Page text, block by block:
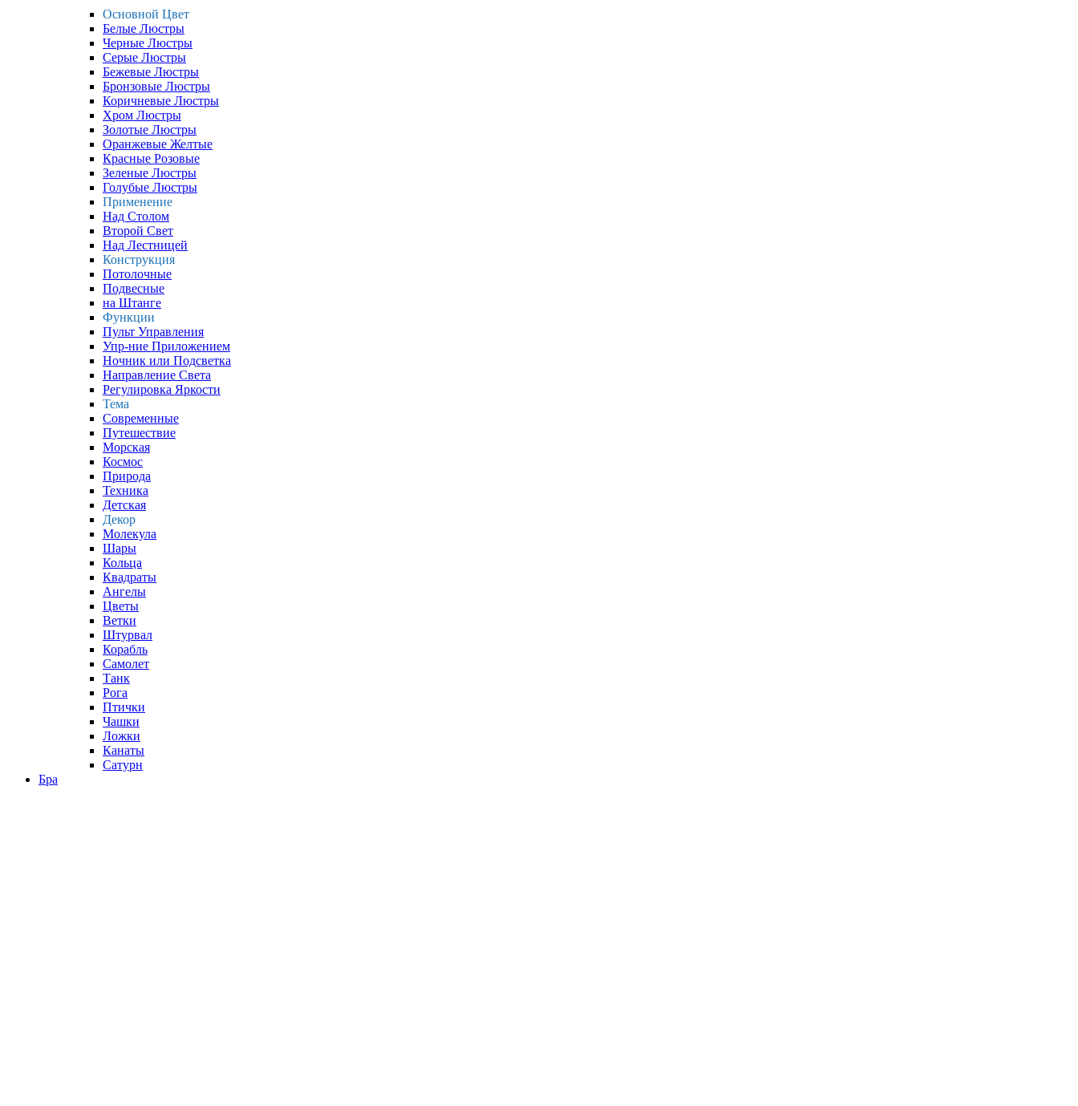
Основной Цвет
Белые Люстры
Черные Люстры
Серые Люстры
Бежевые Люстры
Бронзовые Люстры
Коричневые Люстры
Хром Люстры
Золотые Люстры
Оранжевые Желтые
Красные Розовые
Зеленые Люстры
Голубые Люстры
Применение
Над Столом
Второй Свет
Над Лестницей
Конструкция
Потолочные
Подвесные
на Штанге
Функции
Пульт Управления
Упр-ние Приложением
Ночник или Подсветка
Направление Света
Регулировка Яркости
Тема
Современные
Путешествие
Морская
Космос
Природа
Техника
Детская
Декор
Молекула
Шары
Кольца
Квадраты
Ангелы
Цветы
Ветки
Штурвал
Корабль
Самолет
Танк
Рога
Птички
Чашки
Ложки
Канаты
Сатурн
Бра